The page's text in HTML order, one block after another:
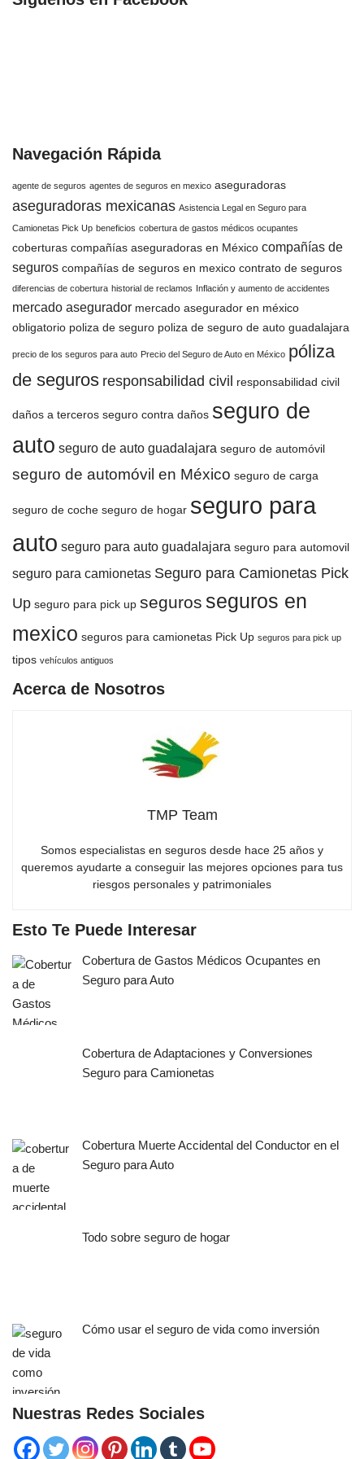
Navegación Rápida
agente de seguros agentes de seguros en mexico aseguradoras
aseguradoras mexicanas Asistencia Legal en Seguro para
Camionetas Pick Up beneficios cobertura de gastos médicos ocupantes
coberturas compañías aseguradoras en México compañías de
seguros compañías de seguros en mexico contrato de seguros
diferencias de cobertura historial de reclamos Inflación y aumento de accidentes
mercado asegurador mercado asegurador en méxico
obligatorio poliza de seguro poliza de seguro de auto guadalajara
precio de los seguros para auto Precio del Seguro de Auto en México póliza
de seguros responsabilidad civil responsabilidad civil
daños a terceros seguro contra daños seguro de
auto seguro de auto guadalajara seguro de automóvil
seguro de automóvil en México seguro de carga
seguro de coche seguro de hogar seguro para
auto seguro para auto guadalajara seguro para automovil
seguro para camionetas Seguro para Camionetas Pick
Up seguro para pick up seguros seguros en
mexico seguros para camionetas Pick Up seguros para pick up
tipos vehículos antiguos
Acerca de Nosotros
TMP Team
Somos especialistas en seguros desde hace 25 años y
queremos ayudarte a conseguir las mejores opciones para tus
riesgos personales y patrimoniales
Esto Te Puede Interesar
Cobertura de Gastos Médicos Ocupantes en
Seguro para Auto
Cobertura de Adaptaciones y Conversiones
Seguro para Camionetas
Cobertura Muerte Accidental del Conductor en el
Seguro para Auto
Todo sobre seguro de hogar
Cómo usar el seguro de vida como inversión
Nuestras Redes Sociales